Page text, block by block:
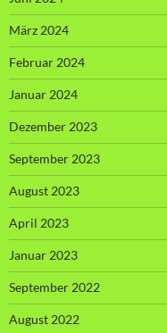
März 2024
Februar 2024
Januar 2024
Dezember 2023
September 2023
August 2023
April 2023
Januar 2023
September 2022
August 2022